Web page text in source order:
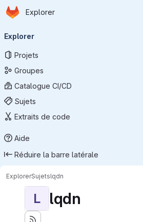
Passer au contenu principal
Page d'accueil
Explorer
principale
Explorer
Projets
Groupes
Catalogue CI/CD
Sujets
Extraits de code
Aide
Réduire la barre latérale
ExplorerSujetslqdn
L lqdn